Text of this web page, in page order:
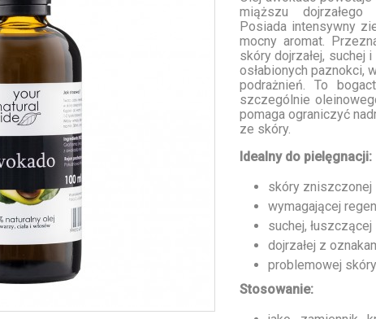
miąższu
Posiada intensywny
mocny aromat.
skóry dojrzałej, suchej
osłabionych paznokci,
podrażnień. To
szczególnie
pomaga ograniczyć
ze skóry.
Idealny do pielęgnacji:
skóry zniszczonej
wymagającej
suchej, łuszczącej
dojrzałej z
problemowej
Stosowanie: